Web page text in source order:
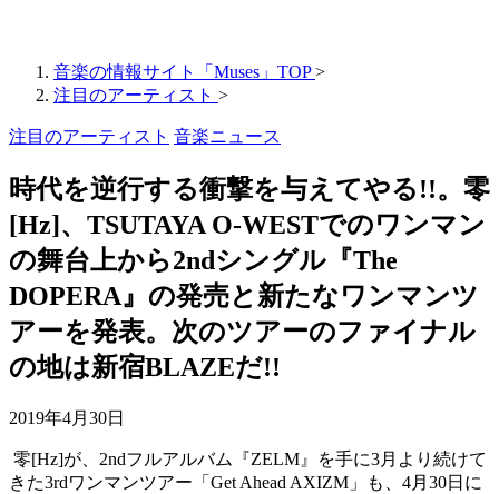
音楽の情報サイト「Muses」TOP >
注目のアーティスト >
注目のアーティスト 音楽ニュース
時代を逆行する衝撃を与えてやる!!。零
[Hz]、TSUTAYA O-WESTでのワンマン
の舞台上から2ndシングル『The
DOPERA』の発売と新たなワンマンツ
アーを発表。次のツアーのファイナル
の地は新宿BLAZEだ!!
2019年4月30日
零[Hz]が、 2ndフルアルバム『ZELM 』を手に3月より続けて
きた3rdワンマンツアー「 Get Ahead AXIZM 」も、 4月 30日に